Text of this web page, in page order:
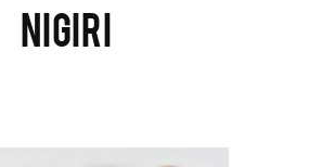
NIGIRI